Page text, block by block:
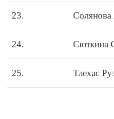
23. Солянова
24. Сюткина
25. Тлехас